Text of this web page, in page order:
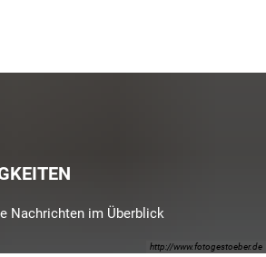
http://www.fotogestoeber.de
Nachrichten im Überblick